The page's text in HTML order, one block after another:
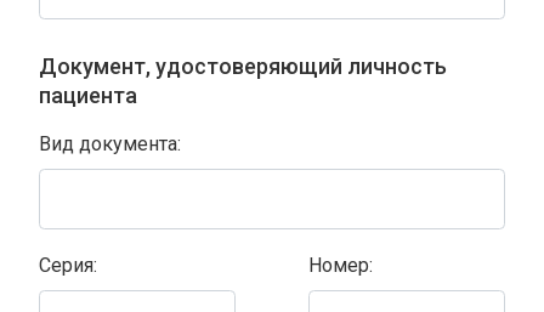
Документ, удостоверяющий личность
пациента
Вид документа:
Серия: Номер: